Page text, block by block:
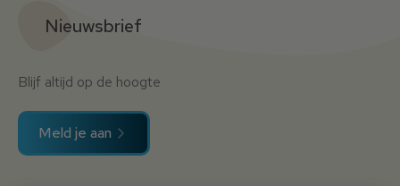
Nieuwsbrief
Blijf altijd op de hoogte
Meld je aan